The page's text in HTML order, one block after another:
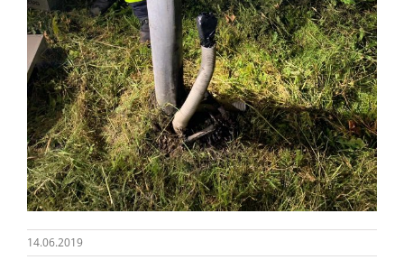
14.06.2019